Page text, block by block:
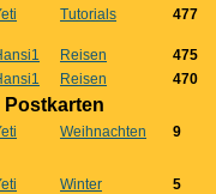
Tutorials 477
Reisen
475
Reisen 470
Postkarten
Weihnachten 9
Winter
5